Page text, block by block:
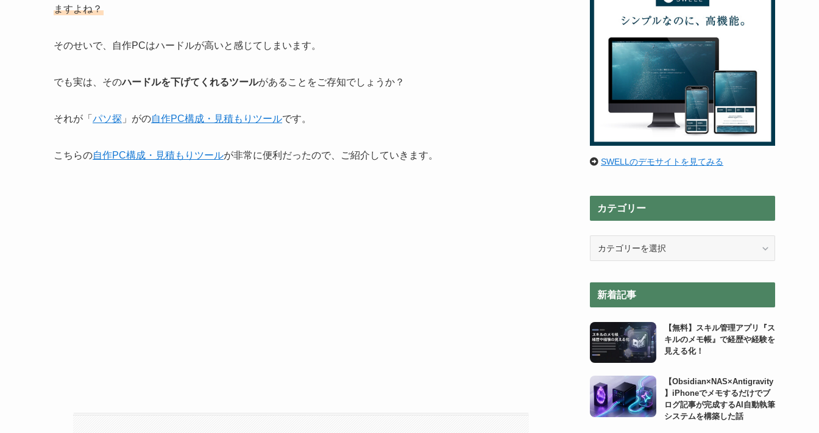
ますよね？
そのせいで、自作PCはハードルが高いと感じてしまいます。
でも実は、そのハードルを下げてくれるツールがあることをご存知でしょうか？
それが「 パソ探 」がの自作PC構成・見積もりツールです。
こちらの自作PC構成・見積もりツールが非常に便利だったので、ご紹介していきます。
SWELLのデモサイトを見てみる
カテゴリー
リ
新着記事
【無料】スキル管理アプリ『ス
キルのメモ帳』で経歴や経験を
見える化！
【Obsidian×NAS×Antigravity
】iPhoneでメモするだけでブ
ログ記事が完成するAI自動執筆
システムを構築した話